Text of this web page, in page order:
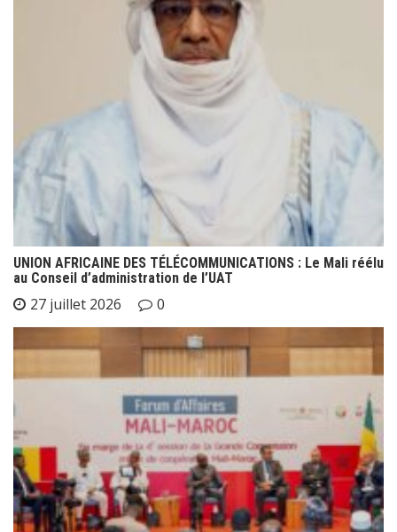
UNION AFRICAINE DES TÉLÉCOMMUNICATIONS : Le Mali réélu
au Conseil d’administration de l’UAT
27 juillet 2026 0